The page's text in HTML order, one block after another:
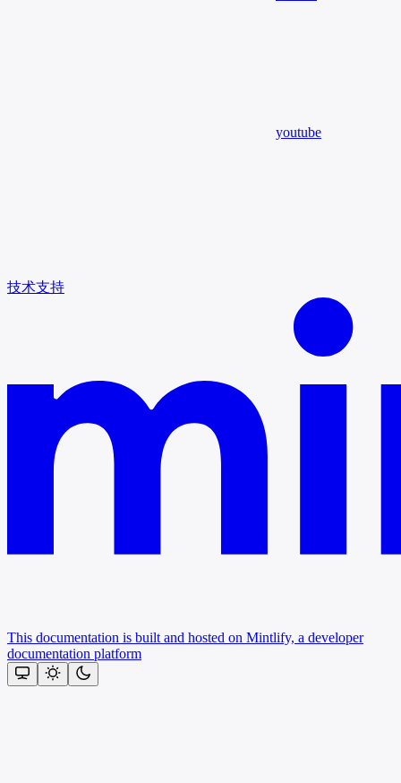
youtube
技术支持
This documentation is built and hosted on Mintlify, a developer
documentation platform